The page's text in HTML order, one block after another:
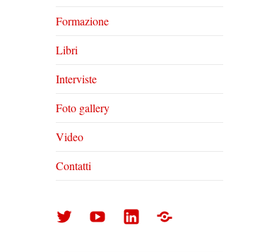
Formazione
Libri
Interviste
Foto gallery
Video
Contatti
ArturoArturoArturoFoto